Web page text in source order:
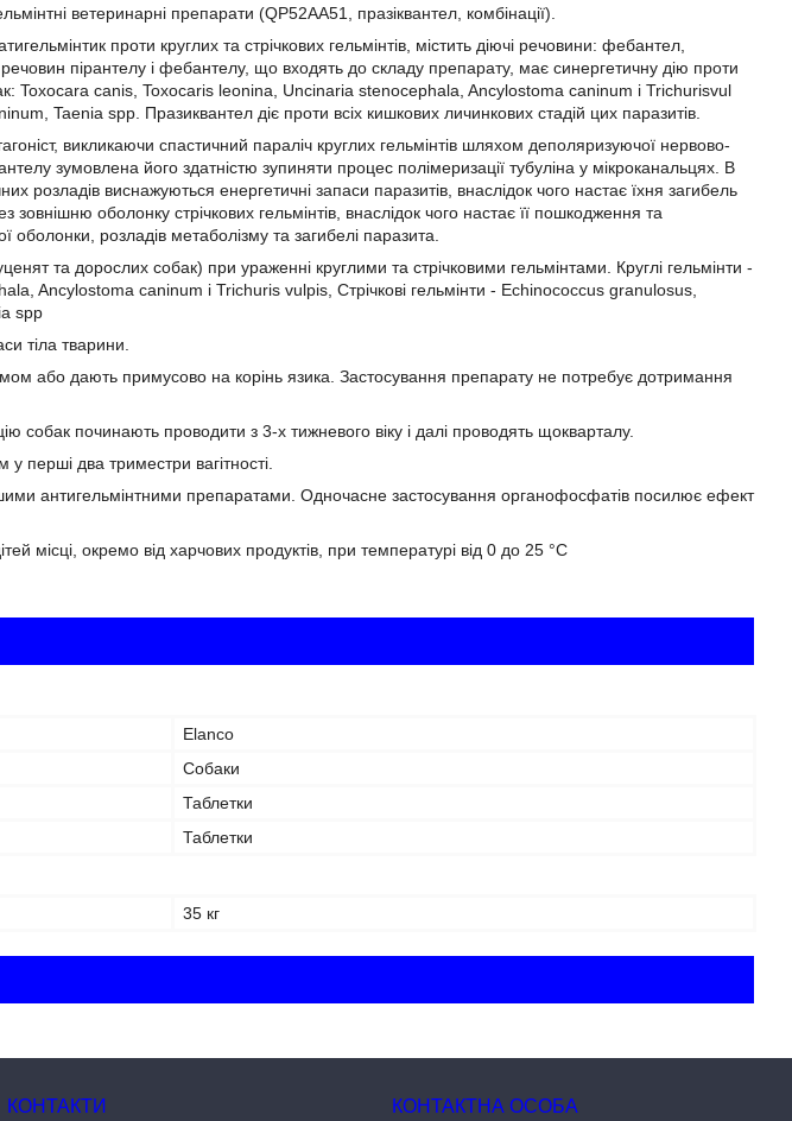
ветеринарні препарати (QP52AA51, празіквантел, комбінації).
проти круглих та стрічкових гельмінтів, містить діючі речовини: фебантел,
пірантелу і фебантелу, що входять до складу препарату, має синергетичну дію проти
Toxocara canis, Toxocaris leonina, Uncinaria stenocephala, Ancylostoma caninum і Trichurisvul
Taenia spp. Празиквантел діє проти всіх кишкових личинкових стадій цих паразитів.
викликаючи спастичний параліч круглих гельмінтів шляхом деполяризуючої нервово-
зумовлена його здатністю зупиняти процес полімеризації тубуліна у мікроканальцях. В
розладів виснажуються енергетичні запаси паразитів, внаслідок чого настає їхня загибель
оболонку стрічкових гельмінтів, внаслідок чого настає її пошкодження та
розладів метаболізму та загибелі паразита.
та дорослих собак) при ураженні круглими та стрічковими гельмінтами. Круглі гельмінти -
Ancylostoma caninum і Trichuris vulpis, Стрічкові гельмінти - Echinococcus granulosus,
spp
тіла тварини.
або дають примусово на корінь язика. Застосування препарату не потребує дотримання
собак починають проводити з 3-х тижневого віку і далі проводять щокварталу.
перші два триместри вагітності.
антигельмінтними препаратами. Одночасне застосування органофосфатів посилює ефект
місці, окремо від харчових продуктів, при температурі від 0 до 25 °С
Elanco
Собаки
Таблетки
Таблетки
35 кг